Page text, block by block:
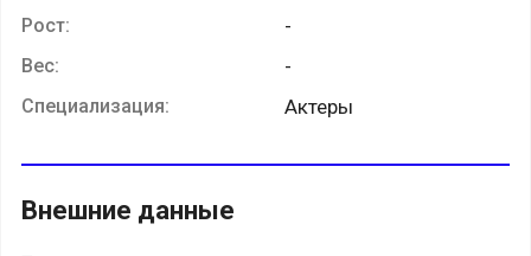
Рост: -
Вес: -
Специализация: Актеры
Внешние данные